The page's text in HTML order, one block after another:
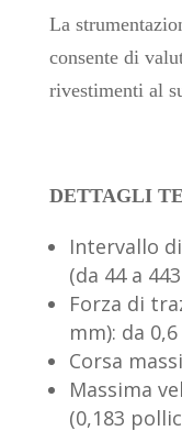
La
consente di
rivestimenti al
DETTAGLI
Intervallo
(da 44 a
Forza di
mm): da
Corsa
Massima
(0,183